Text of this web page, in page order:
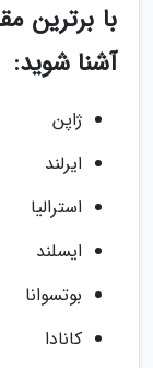
با برترین
آشنا شوید:
ژاپن
ایرلند
استرالیا
ایسلند
بوتسوانا
کانادا